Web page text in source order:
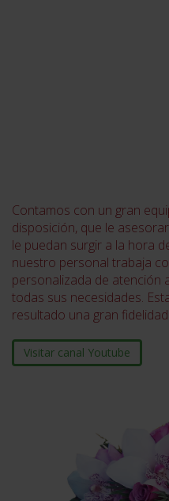
Contamos con un gran
disposición, que le
le puedan surgir a la hora
nuestro personal trabaja
personalizada de atención
todas sus necesidades.
resultado una gran fidelidad.
Visitar canal Youtube